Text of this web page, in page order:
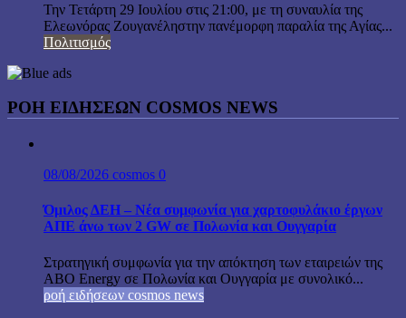
Την Τετάρτη 29 Ιουλίου στις 21:00, με τη συναυλία της
Ελεωνόρας Ζουγανέληστην πανέμορφη παραλία της Αγίας...
Πολιτισμός
ΡΟΗ ΕΙΔΗΣΕΩΝ COSMOS NEWS
08/08/2026 cosmos 0
Όμιλος ΔΕΗ – Νέα συμφωνία για χαρτοφυλάκιο έργων
ΑΠΕ άνω των 2 GW σε Πολωνία και Ουγγαρία
Στρατηγική συμφωνία για την απόκτηση των εταιρειών της
ABO Energy σε Πολωνία και Ουγγαρία με συνολικό...
ροή ειδήσεων cosmos news